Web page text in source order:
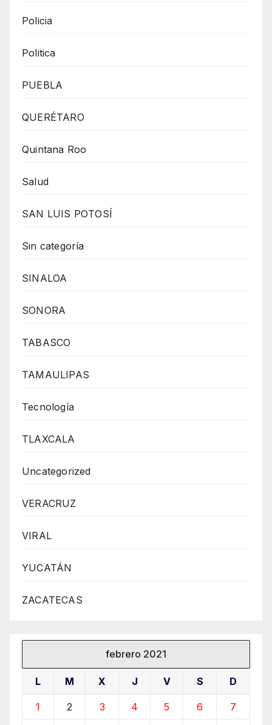
Policia
Politica
PUEBLA
QUERÉTARO
Quintana Roo
Salud
SAN LUIS POTOSÍ
Sin categoría
SINALOA
SONORA
TABASCO
TAMAULIPAS
Tecnología
TLAXCALA
Uncategorized
VERACRUZ
VIRAL
YUCATÁN
ZACATECAS
febrero 2021
L M X J V S D
1 2 3 4 5 6 7